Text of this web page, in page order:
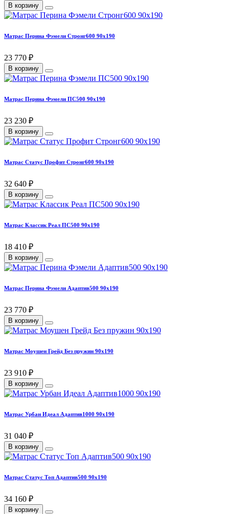
В корзину
Матрас Перина Фэмели Стронг600 90х190
23 770 ₽
В корзину
Матрас Перина Фэмели ПС500 90х190
23 230 ₽
В корзину
Матрас Статус Профит Стронг600 90х190
32 640 ₽
В корзину
Матрас Классик Реал ПС500 90х190
18 410 ₽
В корзину
Матрас Перина Фэмели Адаптив500 90х190
23 770 ₽
В корзину
Матрас Моушен Грейд Без пружин 90х190
23 910 ₽
В корзину
Матрас Урбан Идеал Адаптив1000 90х190
31 040 ₽
В корзину
Матрас Статус Топ Адаптив500 90х190
34 160 ₽
В корзину